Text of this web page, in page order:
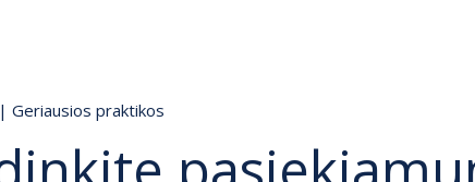
| Geriausios praktikos